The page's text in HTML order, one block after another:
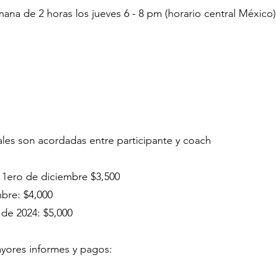
de 2 horas los jueves 6 - 8 pm (horario central México)
son acordadas entre participante y coach
de diciembre $3,500
$4,000
2024: $5,000
informes y pagos: